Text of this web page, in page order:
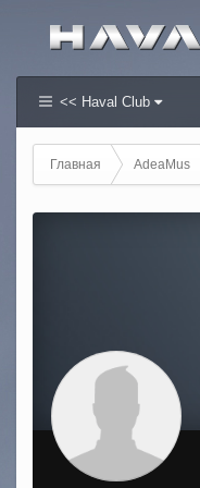
<< Haval Club
Главная AdeaMus